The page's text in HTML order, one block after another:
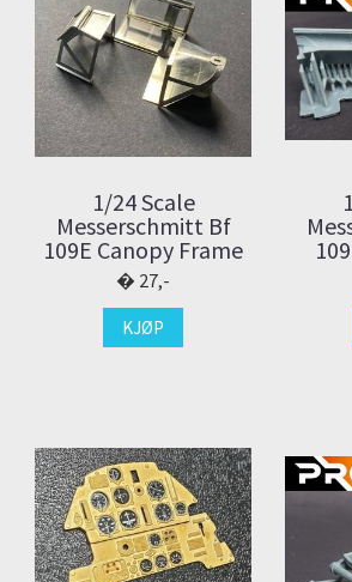
1/24 Scale
Messerschmitt Bf
109E Canopy Frame
27,-
KJØP